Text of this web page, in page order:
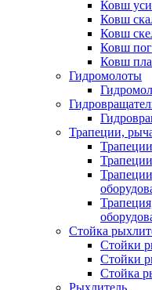
Ковш
Ковш
Ковш
Ковш
Ковш
Гидромолоты
Трапеции,
Стойка
Стойки
Стойки
Стойка
Рыхлитель